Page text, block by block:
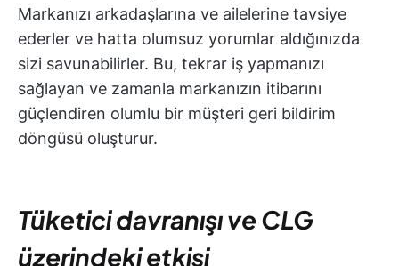
Markanızı arkadaşlarına ve ailelerine tavsiye
ederler ve hatta olumsuz yorumlar aldığınızda
sizi savunabilirler. Bu, tekrar iş yapmanızı
sağlayan ve zamanla markanızın itibarını
güçlendiren olumlu bir müşteri geri bildirim
döngüsü oluşturur.
Tüketici davranışı ve CLG
üzerindeki etkisi